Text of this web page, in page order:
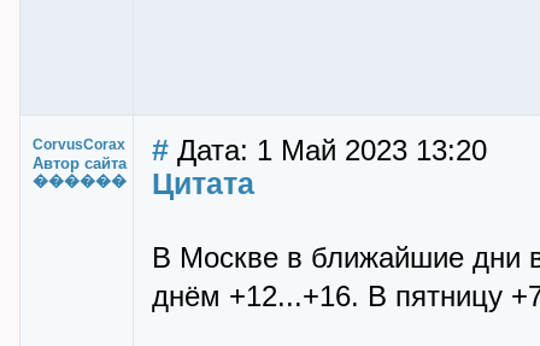
CorvusCorax
Автор сайта
������
# Дата: 1 Май 2023 13:20
Цитата
В Москве в ближайшие дни
днём +12...+16. В пятницу